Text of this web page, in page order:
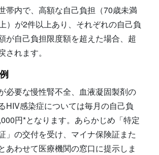
帯内で、高額な自己負担（70歳未満
）が2件以上あり、それぞれの自己負
が自己負担限度額を超えた場合、超
されます。
必要な慢性腎不全、血液凝固製剤の
HIV感染症については毎月の自己負
円*となります。あらかじめ「特定
」の交付を受け、マイナ保険証また
あわせて医療機関の窓口に提示しま